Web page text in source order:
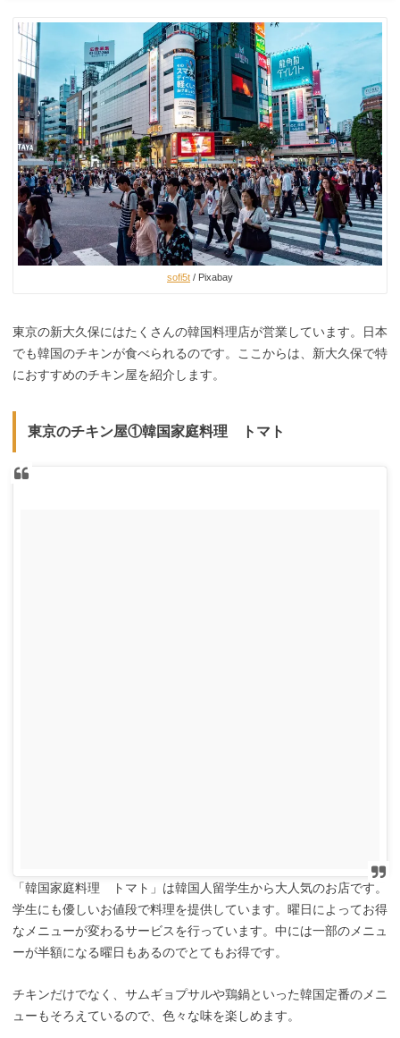
sofi5t / Pixabay
東京の新大久保にはたくさんの韓国料理店が営業しています。日本
でも韓国のチキンが食べられるのです。ここからは、新大久保で特
におすすめのチキン屋を紹介します。
東京のチキン屋①韓国家庭料理 トマト
「韓国家庭料理 トマト」は韓国人留学生から大人気のお店です。
学生にも優しいお値段で料理を提供しています。曜日によってお得
なメニューが変わるサービスを行っています。中には一部のメニュ
ーが半額になる曜日もあるのでとてもお得です。
チキンだけでなく、サムギョプサルや鶏鍋といった韓国定番のメニ
ューもそろえているので、色々な味を楽しめます。